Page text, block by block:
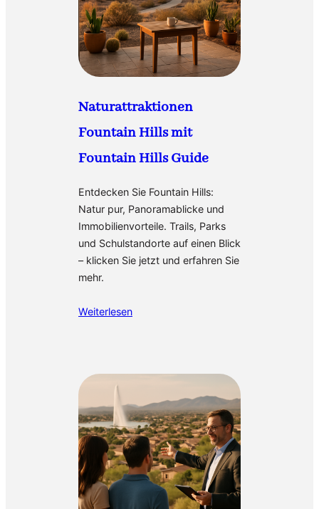
Naturattraktionen
Fountain Hills mit
Fountain Hills Guide
Entdecken Sie Fountain Hills:
Natur pur, Panoramablicke und
Immobilienvorteile. Trails, Parks
und Schulstandorte auf einen Blick
– klicken Sie jetzt und erfahren Sie
mehr.
Weiterlesen